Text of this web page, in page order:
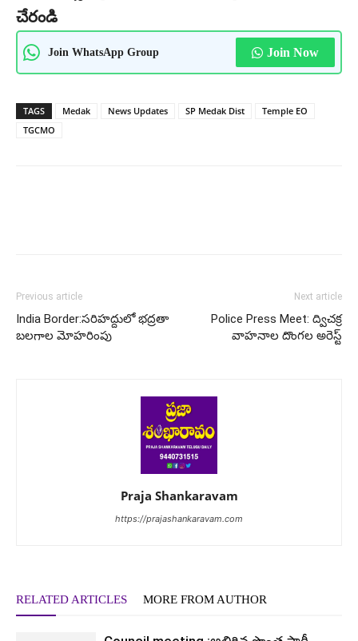
చేరండి
Join WhatsApp Group Join Now
TAGS Medak News Updates SP Medak Dist
Temple EO
TGCMO
Previous article
India Border:సరిహద్దులో భద్రతా
బలగాల మోహరింపు
Next article
Police Press Meet: ద్విచక్ర
వాహనాల దొంగల అరెస్ట్
Praja Shankaravam
https://prajashankaravam.com
RELATED ARTICLES MORE FROM AUTHOR